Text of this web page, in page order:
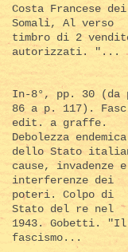
Costa Francese dei
Somali, Al verso
timbro di 2
autorizzati. "...
In-8°, pp. 30 (da
86 a p. 117).
edit. a graffe.
Debolezza endemica
dello Stato
cause, invadenze e
interferenze dei
poteri. Colpo di
Stato del re nel
1943. Gobetti. "Il
fascismo...